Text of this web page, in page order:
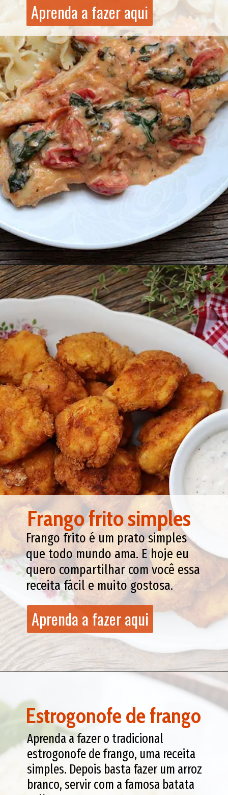
Aprenda a fazer aqui
Aprenda a fazer aqui
Frango frito é um prato simples
que todo mundo ama. E hoje eu
quero compartilhar com você essa
receita fácil e muito gostosa.
Frango frito simples
Aprenda a fazer aqui
Aprenda a fazer aqui
Aprenda a fazer o tradicional
estrogonofe de frango, uma receita
simples. Depois basta fazer um arroz
branco, servir com a famosa batata
Estrogonofe de frango